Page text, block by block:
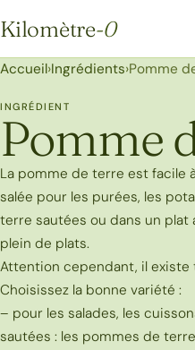
Kilomètre-0
Kilomètre-0
Accueil›Ingrédients›Pomme
INGRÉDIENT
Pomme
La pomme de terre est facile
salée pour les purées, les
terre sautées ou dans un plat
plein de plats.
Attention cependant, il
Choisissez la bonne variété :
– pour les salades, les
sautées : les pommes de